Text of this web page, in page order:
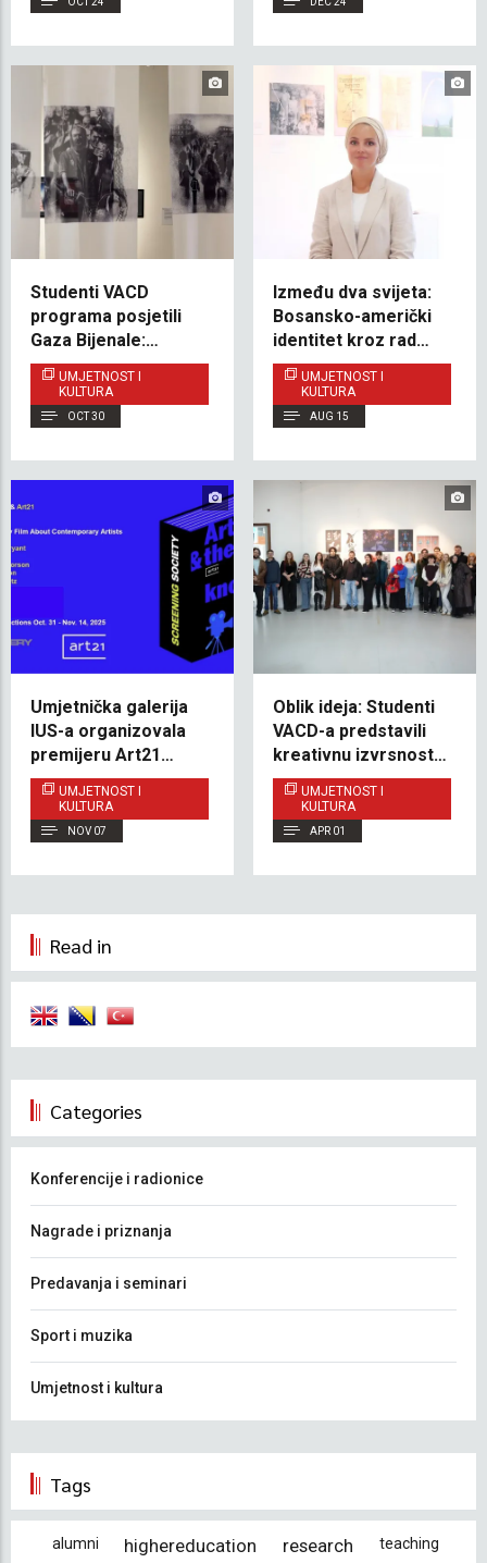
Studenti VACD
programa posjetili
Gaza Bijenale:
Umjetnost, identitet i
ljudska prava kroz
objektiv
UMJETNOST I
KULTURA
OCT 30
Između dva svijeta:
Bosansko-američki
identitet kroz rad
Tasneem Tanović
UMJETNOST I
KULTURA
AUG 15
Umjetnička galerija
IUS-a organizovala
premijeru Art21
serijala: „ Artists and
the Unknown”
UMJETNOST I
KULTURA
NOV 07
Oblik ideja: Studenti
VACD-a predstavili
kreativnu izvrsnost u
3D dizajnu i digitalnom
oblikovanju
UMJETNOST I
KULTURA
APR 01
Read in
Categories
Konferencije i radionice
Nagrade i priznanja
Predavanja i seminari
Sport i muzika
Umjetnost i kultura
Tags
alumni highereducation research
teaching